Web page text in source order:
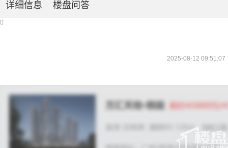
详细信息 楼盘问答

2025-08-12 09:51:07